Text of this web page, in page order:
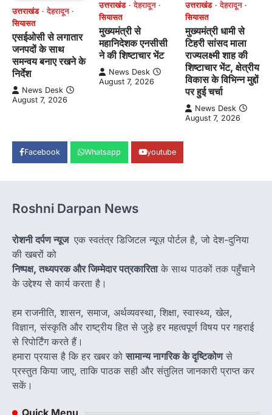
उत्तराखंड
देहरादून
सियासत
एसईओसी से लगातार
जनपदों के साथ
समन्वय बनाए रखने के
निर्देश
News Desk
August 7, 2026
उत्तराखंड
देहरादून
सियासत
मुख्यमंत्री से
महानिदेशक एनसीसी
ने की शिष्टाचार भेंट
News Desk
August 7, 2026
उत्तराखंड
देहरादून
सियासत
मुख्यमंत्री धामी से
टिहरी सांसद माला
राज्यलक्ष्मी शाह की
शिष्टाचार भेंट, क्षेत्रीय
विकास के विभिन्न मुद्दों
पर हुई चर्चा
News Desk
August 7, 2026
Facebook Whatsapp youtube
Roshni Darpan News
रोशनी दर्पण न्यूज एक स्वतंत्र डिजिटल न्यूज़ पोर्टल है, जो देश-दुनिया
की खबरों को
निष्पक्ष, तथ्यपरक और जिम्मेदार पत्रकारिताके साथ पाठकों तक पहुँचाने
के उद्देश्य से कार्य करता है।
हम राजनीति, शासन, समाज, अर्थव्यवस्था, शिक्षा, स्वास्थ्य, खेल,
विज्ञान, संस्कृति और राष्ट्रीय हित से जुड़े हर महत्वपूर्ण विषय पर गहराई
से रिपोर्टिंग करते हैं।
हमारा प्रयास है कि हर खबर कोसामान्य नागरिक के दृष्टिकोणसे
प्रस्तुत किया जाए, ताकि पाठक सही और संतुलित जानकारी प्राप्त कर
सकें।